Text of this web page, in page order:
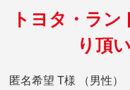
トヨタ・ラ
り頂
匿名希望 T様 （男性）